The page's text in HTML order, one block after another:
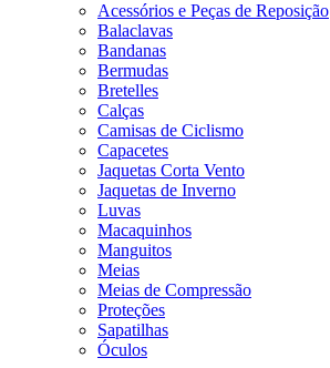
Acessórios e Peças de Reposição
Balaclavas
Bandanas
Bermudas
Bretelles
Calças
Camisas de Ciclismo
Capacetes
Jaquetas Corta Vento
Jaquetas de Inverno
Luvas
Macaquinhos
Manguitos
Meias
Meias de Compressão
Proteções
Sapatilhas
Óculos